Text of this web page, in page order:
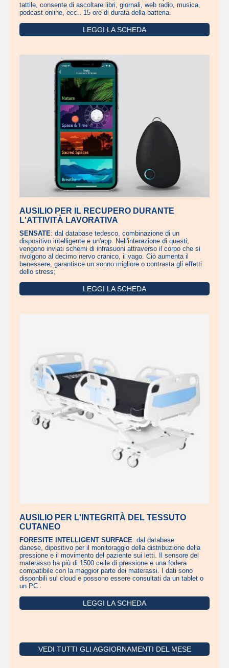
tattile, consente di ascoltare libri, giornali, web radio, musica,
podcast online, ecc.. 15 ore di durata della batteria.
LEGGI LA SCHEDA
AUSILIO PER IL RECUPERO DURANTE
L'ATTIVITÀ LAVORATIVA
SENSATE: dal database tedesco, combinazione di un
dispositivo intelligente e un'app. Nell'interazione di questi,
vengono inviati schemi di infrasuoni attraverso il corpo che si
rivolgono al decimo nervo cranico, il vago. Ciò aumenta il
benessere, garantisce un sonno migliore o contrasta gli effetti
dello stress;
LEGGI LA SCHEDA
AUSILIO PER L'INTEGRITÀ DEL TESSUTO
CUTANEO
FORESITE INTELLIGENT SURFACE: dal database
danese, dipositivo per il monitoraggio della distribuzione della
pressione e il movimento del paziente sui letti. Il sensore del
materasso ha più di 1500 celle di pressione e una fodera
compatibile con la maggior parte dei materassi. I dati sono
disponbili sul cloud e possono essere consultati da un tablet o
un PC.
LEGGI LA SCHEDA
VEDI TUTTI GLI AGGIORNAMENTI DEL MESE